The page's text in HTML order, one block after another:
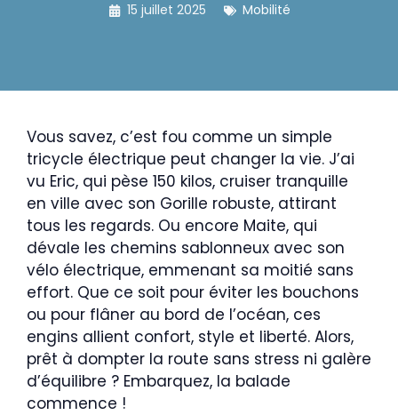
15 juillet 2025 Mobilité
Vous savez, c’est fou comme un simple
tricycle électrique peut changer la vie. J’ai
vu Eric, qui pèse 150 kilos, cruiser tranquille
en ville avec son Gorille robuste, attirant
tous les regards. Ou encore Maite, qui
dévale les chemins sablonneux avec son
vélo électrique, emmenant sa moitié sans
effort. Que ce soit pour éviter les bouchons
ou pour flâner au bord de l’océan, ces
engins allient confort, style et liberté. Alors,
prêt à dompter la route sans stress ni galère
d’équilibre ? Embarquez, la balade
commence !